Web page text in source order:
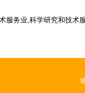
服务业,科学研究和技术